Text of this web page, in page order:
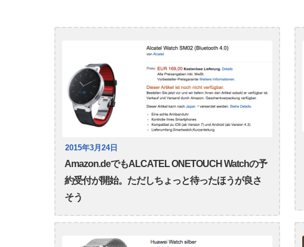
2015年3月24日
Amazon.deでもALCATEL ONETOUCH Watchの予
約受付が開始。ただしちょっと待ったほうが良さ
そう